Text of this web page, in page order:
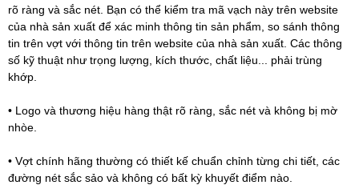
rõ ràng và sắc nét. Bạn có thể kiểm tra mã vạch này trên website
của nhà sản xuất để xác minh thông tin sản phẩm, so sánh thông
tin trên vợt với thông tin trên website của nhà sản xuất. Các thông
số kỹ thuật như trọng lượng, kích thước, chất liệu... phải trùng
khớp.
• Logo và thương hiệu hàng thật rõ ràng, sắc nét và không bị mờ
nhòe.
• Vợt chính hãng thường có thiết kế chuẩn chỉnh từng chi tiết, các
đường nét sắc sảo và không có bất kỳ khuyết điểm nào.